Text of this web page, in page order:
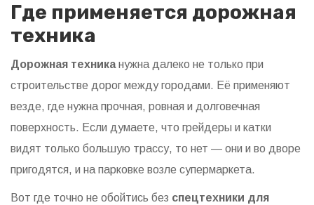
Где применяется дорожная
техника
Дорожная техниканужна далеко не только при
строительстве дорог между городами. Её применяют
везде, где нужна прочная, ровная и долговечная
поверхность. Если думаете, что грейдеры и катки
видят только большую трассу, то нет — они и во дворе
пригодятся, и на парковке возле супермаркета.
Вот где точно не обойтись без спецтехники для